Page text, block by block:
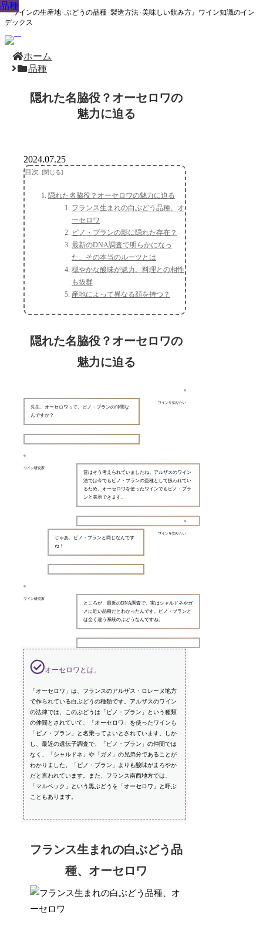
『ワインの生産地･ぶどうの品種･製造方法･美味しい飲み方』ワイン知識のイン
デックス
ホーム
品種
隠れた名脇役？オーセロワの
魅力に迫る
品種
2024.07.25
目次
隠れた名脇役？オーセロワの魅力に迫る
フランス生まれの白ぶどう品種、オ
ーセロワ
ピノ・ブランの影に隠れた存在？
最新のDNA調査で明らかになっ
た、その本当のルーツとは
穏やかな酸味が魅力。料理との相性
も抜群
産地によって異なる顔を持つ？
隠れた名脇役？オーセロワの
魅力に迫る
ワインを知りたい
先生、オーセロワって、ピノ・ブランの仲間な
んですか？
ワイン研究家
昔はそう考えられていましたね。アルザスのワイン
法では今でもピノ・ブランの亜種として扱われてい
るため、オーセロワを使ったワインでもピノ・ブラ
ンと表示できます。
ワインを知りたい
じゃあ、ピノ・ブランと同じなんです
ね！
ワイン研究家
ところが、最近のDNA調査で、実はシャルドネやガ
メに近い品種だとわかったんです。ピノ・ブランと
は全く違う系統のぶどうなんですね。
オーセロワとは。
「オーセロワ」は、フランスのアルザス・ロレーヌ地方
で作られている白ぶどうの種類です。アルザスのワイン
の法律では、このぶどうは「ピノ・ブラン」という種類
の仲間とされていて、「オーセロワ」を使ったワインも
「ピノ・ブラン」と名乗ってよいとされています。しか
し、最近の遺伝子調査で、「ピノ・ブラン」の仲間では
なく、「シャルドネ」や「ガメ」の兄弟分であることが
わかりました。「ピノ・ブラン」よりも酸味がまろやか
だと言われています。また、フランス南西地方では、
「マルベック」という黒ぶどうを「オーセロワ」と呼ぶ
こともあります。
フランス生まれの白ぶどう品
種、オーセロワ
品種
品種
品種
品種
品種
品種
品種
品種